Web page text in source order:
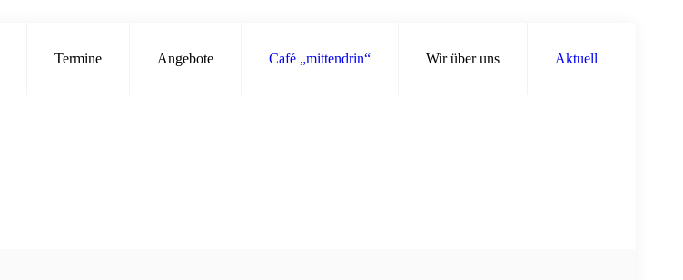
Termine Angebote Café „mittendrin“ Wir über uns Aktuell